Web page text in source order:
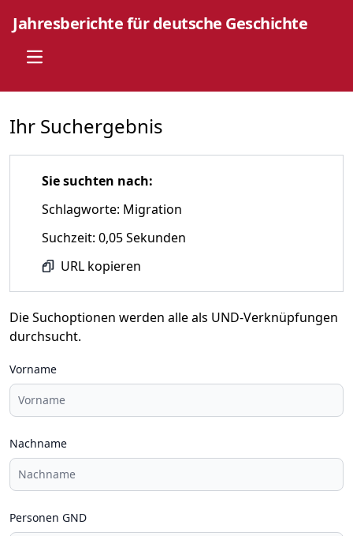
Jahresberichte für deutsche Geschichte
Open main menu
Ihr Suchergebnis
Sie suchten nach:
Schlagworte: Migration
Suchzeit: 0,05 Sekunden
URL kopieren
Die Suchoptionen werden alle als UND-Verknüpfungen
durchsucht.
Vorname
Nachname
Personen GND